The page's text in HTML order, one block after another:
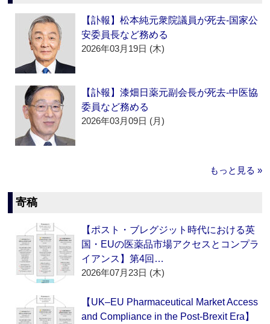
【訃報】松本純元衆院議員が死去‐国家公
安委員長など務める
2026年03月19日 (木)
【訃報】漆畑日薬元副会長が死去‐中医協
委員など務める
2026年03月09日 (月)
もっと見る »
寄稿
【ポスト・ブレグジット時代における英
国・EUの医薬品市場アクセスとコンプラ
イアンス】第4回…
2026年07月23日 (木)
【UK–EU Pharmaceutical Market Access
and Compliance in the Post-Brexit Era】